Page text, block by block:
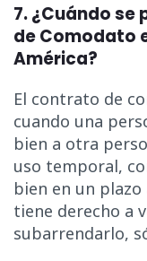
7. ¿Cuándo
de Comodato
América?
El contrato de
cuando una
bien a otra
uso temporal,
bien en un
tiene derecho a
subarrendarlo,